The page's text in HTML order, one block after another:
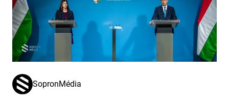
SopronMédia